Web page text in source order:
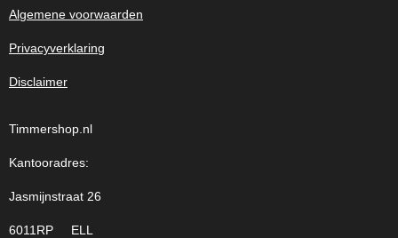
Algemene voorwaarden
Privacyverklaring
Disclaimer
Timmershop.nl
Kantooradres:
Jasmijnstraat 26
6011RP ELL